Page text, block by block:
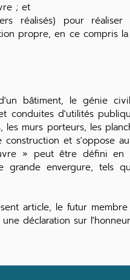
; et
réalisés) pour
propre, en ce compris
bâtiment, le génie
conduites d'utilités
murs porteurs, les
et s'oppose
» peut être défini en
grande envergure, tels
article, le futur
déclaration sur